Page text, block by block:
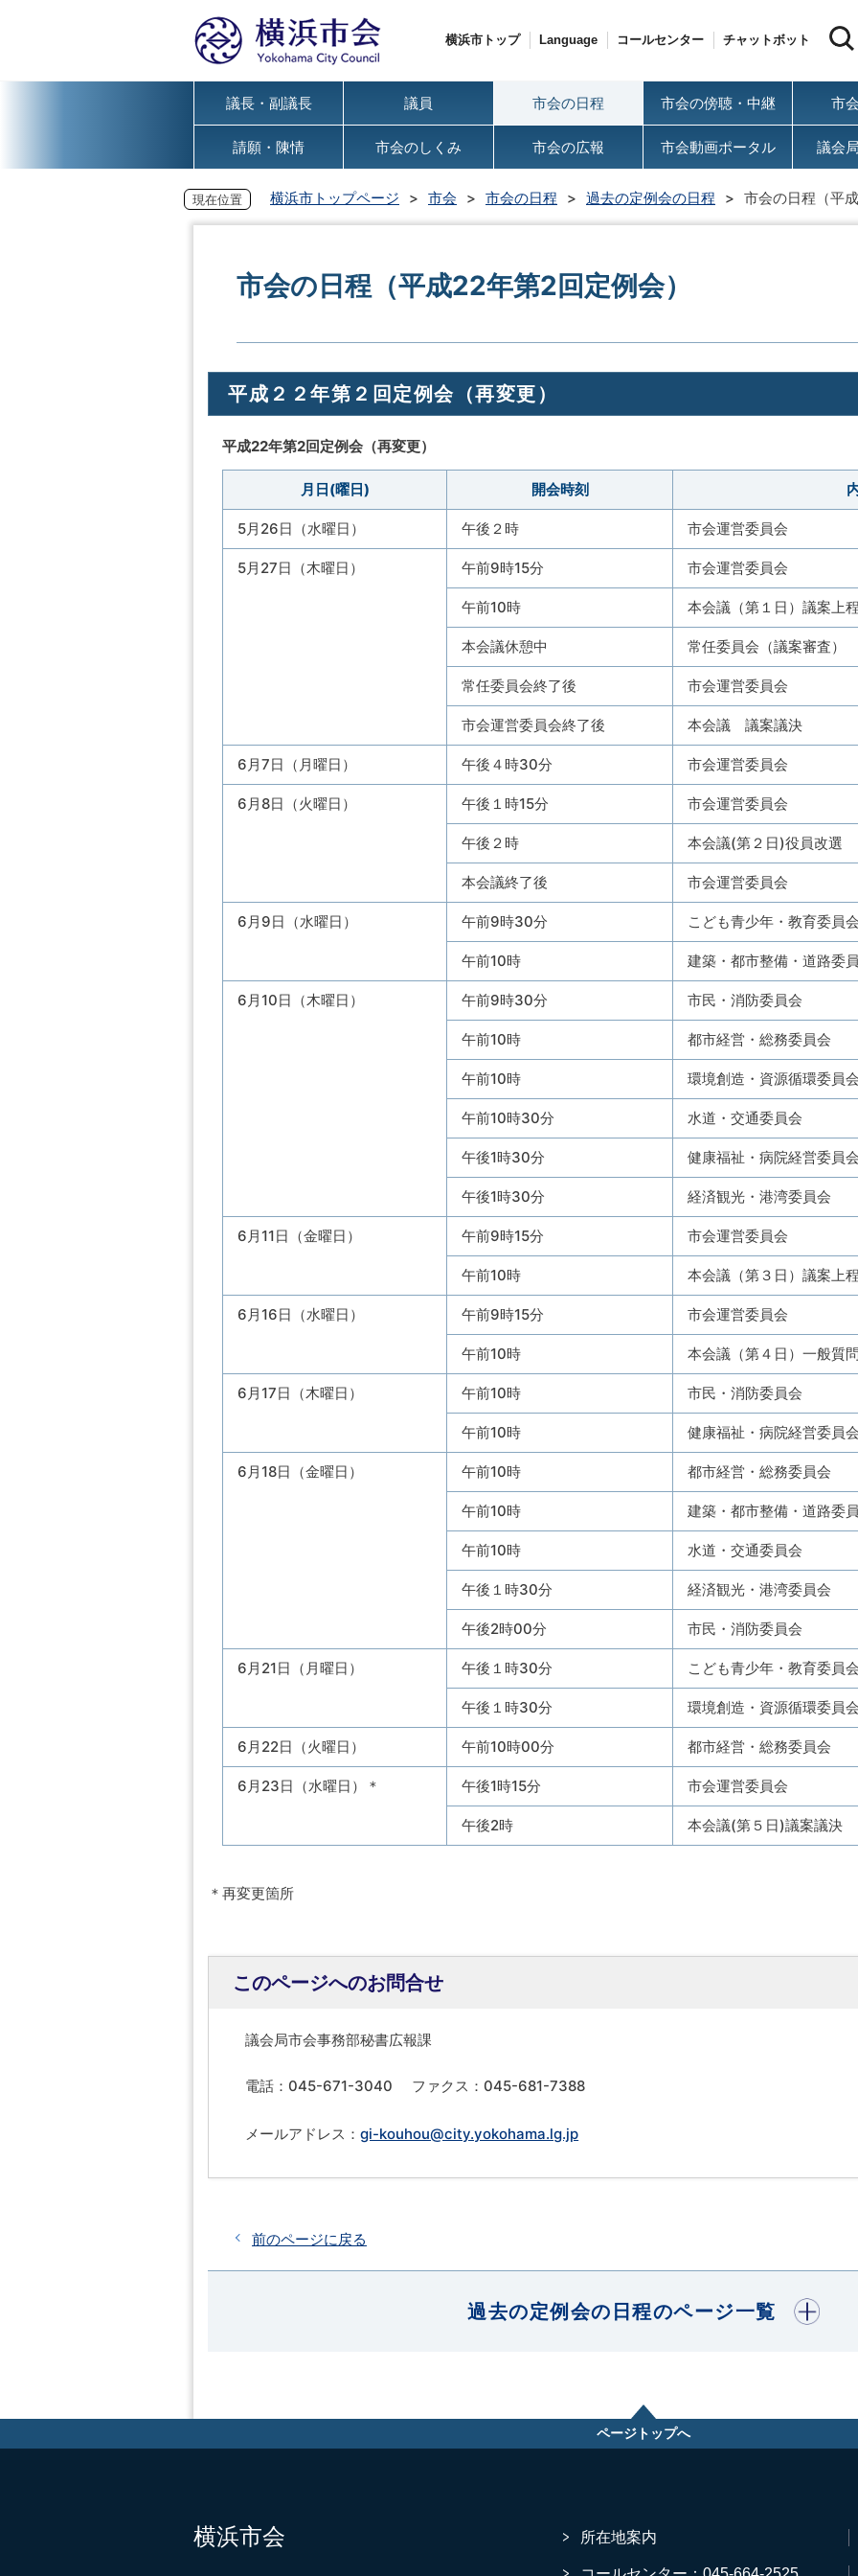
横浜市トップ Language コールセンター チャットボット
議長・副議長 議員 市会の日程 市会の傍聴・中継 市
請願・陳情 市会のしくみ 市会の広報 市会動画ポータル 議会
現在位置 横浜市トップページ 市会 市会の日程 過去の定例会の日程 市会の日程（平
市会の日程（平成22年第2回定例会）
平成２２年第２回定例会（再変更）
平成22年第2回定例会（再変更）
月日(曜日) 開会時刻
5月26日（水曜日） 午後２時 市会運営委員会
5月27日（木曜日） 午前9時15分 市会運営委員会
午前10時 本会議（第１日）議案上
本会議休憩中 常任委員会（議案審査）
常任委員会終了後 市会運営委員会
市会運営委員会終了後 本会議 議案議決
6月7日（月曜日） 午後４時30分 市会運営委員会
6月8日（火曜日） 午後１時15分 市会運営委員会
午後２時 本会議(第２日)役員改選
本会議終了後 市会運営委員会
6月9日（水曜日） 午前9時30分 こども青少年・教育委員会
午前10時 建築・都市整備・道路委
6月10日（木曜日） 午前9時30分 市民・消防委員会
午前10時 都市経営・総務委員会
午前10時 環境創造・資源循環委員会
午前10時30分 水道・交通委員会
午後1時30分 健康福祉・病院経営委員会
午後1時30分 経済観光・港湾委員会
6月11日（金曜日） 午前9時15分 市会運営委員会
午前10時 本会議（第３日）議案上
6月16日（水曜日） 午前9時15分 市会運営委員会
午前10時 本会議（第４日）一般質問
6月17日（木曜日） 午前10時 市民・消防委員会
午前10時 健康福祉・病院経営委員会
6月18日（金曜日） 午前10時 都市経営・総務委員会
午前10時 建築・都市整備・道路委
午前10時 水道・交通委員会
午後１時30分 経済観光・港湾委員会
午後2時00分 市民・消防委員会
6月21日（月曜日） 午後１時30分 こども青少年・教育委員会
午後１時30分 環境創造・資源循環委員会
6月22日（火曜日） 午前10時00分 都市経営・総務委員会
6月23日（水曜日）＊ 午後1時15分 市会運営委員会
午後2時 本会議(第５日)議案議決
＊再変更箇所
このページへのお問合せ
議会局市会事務部秘書広報課
電話：045-671-3040 ファクス：045-681-7388
メールアドレス：gi-kouhou@city.yokohama.lg.jp
前のページに戻る
過去の定例会の日程のページ一覧
開く
ページトップへ
横浜市会 所在地案内